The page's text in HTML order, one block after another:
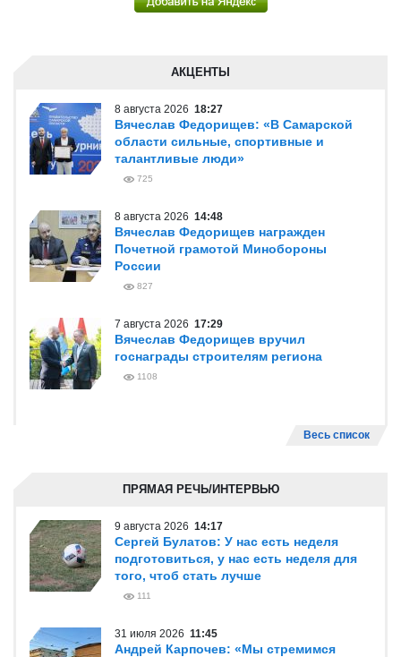
АКЦЕНТЫ
8 августа 2026 18:27
Вячеслав Федорищев: «В Самарской
области сильные, спортивные и
талантливые люди»
725
8 августа 2026 14:48
Вячеслав Федорищев награжден
Почетной грамотой Минобороны
России
827
7 августа 2026 17:29
Вячеслав Федорищев вручил
госнаграды строителям региона
1108
Весь список
ПРЯМАЯ РЕЧЬ/ИНТЕРВЬЮ
9 августа 2026 14:17
Сергей Булатов: У нас есть неделя
подготовиться, у нас есть неделя для
того, чтоб стать лучше
111
31 июля 2026 11:45
Андрей Карпочев: «Мы стремимся